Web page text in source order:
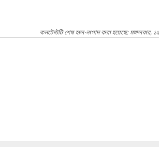
কনটেন্টটি শেষ হাল-নাগাদ করা হয়েছে: মঙ্গলবার,